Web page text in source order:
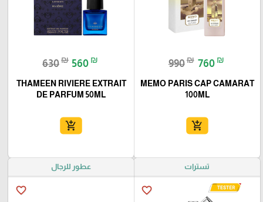
990₪ 760 ₪
MEMO PARIS CAP CAMARAT
100ML
add_shopping_cart
630₪ 560 ₪
THAMEEN RIVIERE EXTRAIT
DE PARFUM 50ML
add_shopping_cart
تسترات
favorite_border
عطور للرجال
favorite_border